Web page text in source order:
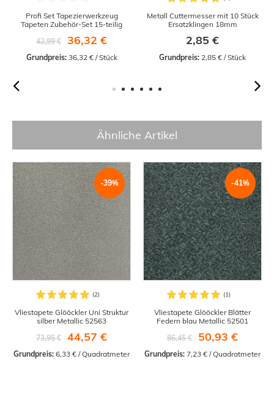
Profi Set Tapezierwerkzeug
Tapeten Zubehör-Set 15-teilig
42,99 €
36,32 €
Grundpreis: 36,32 € / Stück
Metall Cuttermesser mit 10 Stück
Ersatzklingen 18mm
2,85 €
Grundpreis: 2,85 € / Stück
Ähnliche Artikel
-39%
Vliestapete Glööckler Uni Struktur
silber Metallic 52563
73,95 €
44,57 €
Grundpreis: 6,33 € / Quadratmeter
-41%
Vliestapete Glööckler Blätter
Federn blau Metallic 52501
86,45 €
50,93 €
Grundpreis: 7,23 € / Quadratmeter